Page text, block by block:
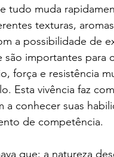
tudo muda
texturas,
a possibilidade de
são importantes para
força e resistência
Esta vivência faz
conhecer suas
de competência.
que: a natureza